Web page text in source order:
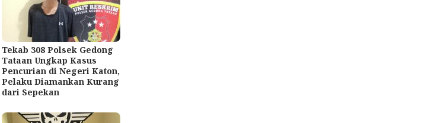
Tekab 308 Polsek Gedong
Tataan Ungkap Kasus
Pencurian di Negeri Katon,
Pelaku Diamankan Kurang
dari Sepekan